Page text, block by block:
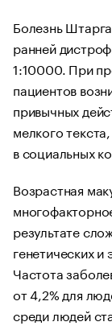
Болезнь
ранней
1:10000. При
пациентов
привычных
мелкого
в социальных
Возрастная
результате
генетических
Частота
от 4,2% для
среди людей